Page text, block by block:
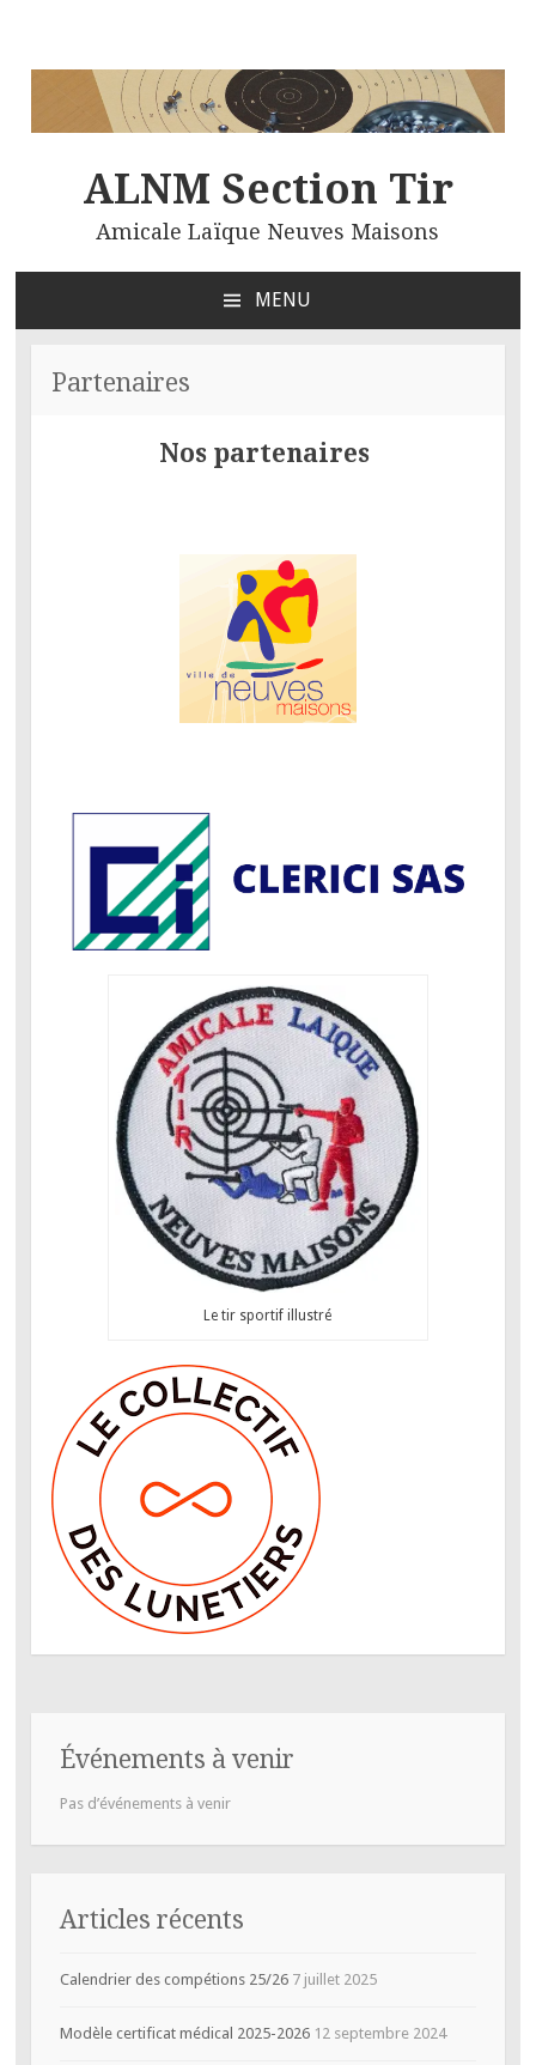
ALNM Section Tir
Amicale Laïque Neuves Maisons
MENU
CONTENU
PRINCIPAL
Partenaires
Nos partenaires
Le tir sportif illustré
Événements à venir
Pas d’événements à venir
Articles récents
Calendrier des compétions 25/26 7 juillet 2025
Modèle certificat médical 2025-2026 12 septembre 2024